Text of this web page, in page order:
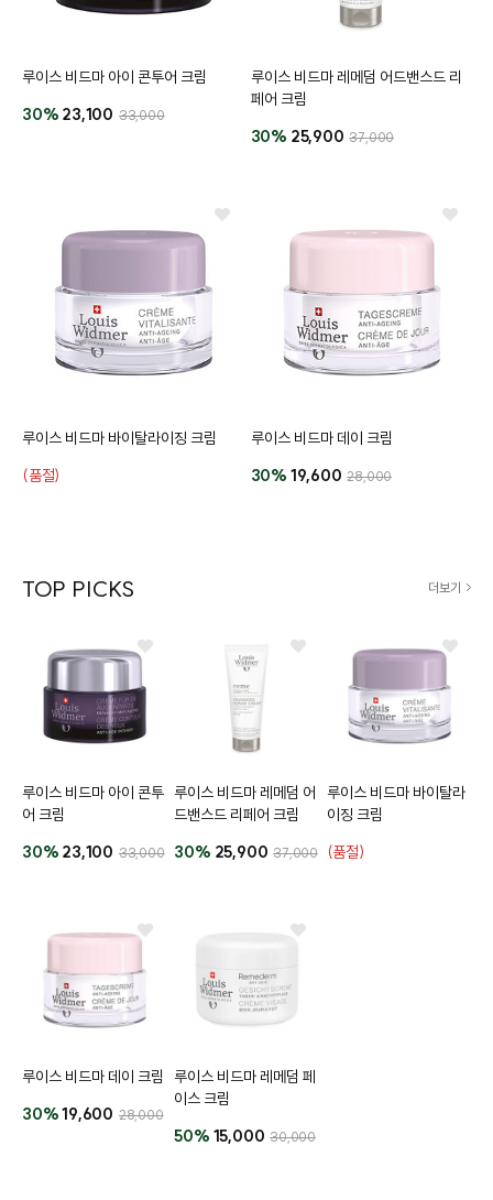
#아이
루이스 비드마 아이 콘투어 크림
30% 23,100 33,000
루이스 비드마 레메덤 어드밴스드 리
페어 크림
30% 25,900 37,000
루이스 비드마 바이탈라이징 크림
(품절)
루이스 비드마 데이 크림
30% 19,600 28,000
TOP PICKS 더보기
루이스 비드마 아이 콘투
어 크림
30% 23,100 33,000
루이스 비드마 레메덤 어
드밴스드 리페어 크림
30% 25,900 37,000
루이스 비드마 바이탈라
이징 크림
(품절)
루이스 비드마 데이 크림
30%19,600 28,000
루이스 비드마 레메덤 페
이스 크림
50% 15,000 30,000